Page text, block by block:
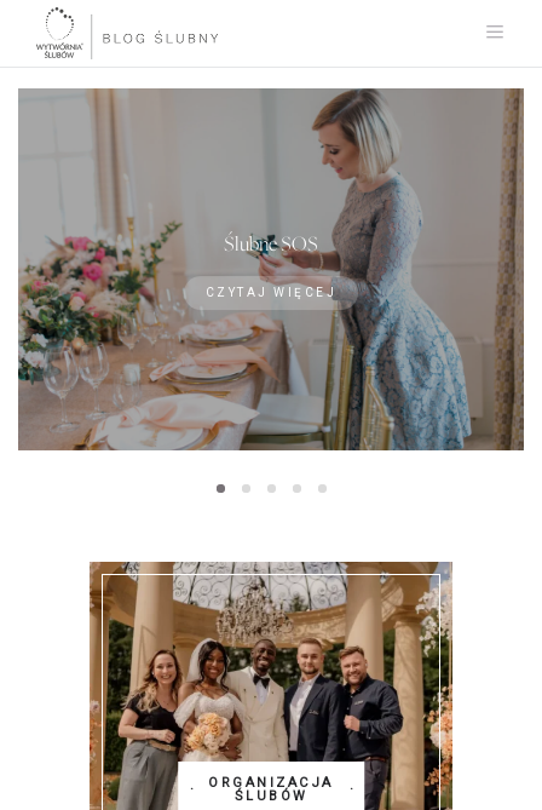
Ślubne SOS
CZYTAJ WIĘCEJ
ORGANIZACJA
ŚLUBÓW